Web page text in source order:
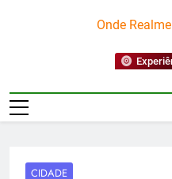
Onde
CIDADE